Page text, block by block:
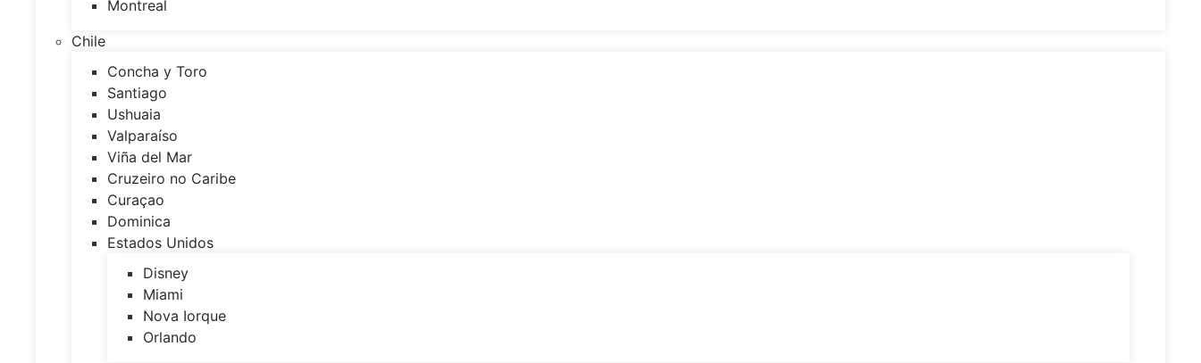
Montreal
Chile
Concha y Toro
Santiago
Ushuaia
Valparaíso
Viña del Mar
Cruzeiro no Caribe
Curaçao
Dominica
Estados Unidos
Disney
Miami
Nova Iorque
Orlando